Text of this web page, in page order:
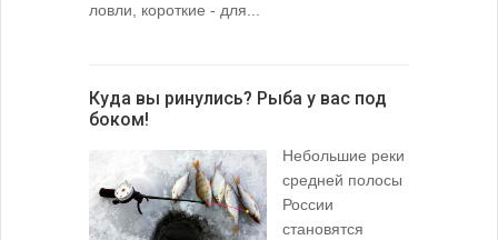
ловли, короткие - для...
Куда вы ринулись? Рыба у вас под
боком!
Небольшие реки
средней полосы
России
становятся